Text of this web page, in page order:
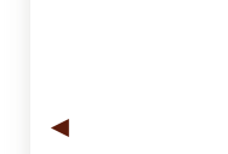
◄